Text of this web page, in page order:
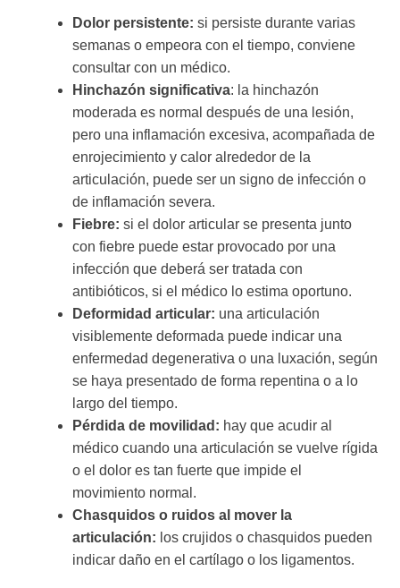
Dolor persistente: si persiste durante varias
semanas o empeora con el tiempo, conviene
consultar con un médico.
Hinchazón significativa: la hinchazón
moderada es normal después de una lesión,
pero una inflamación excesiva, acompañada de
enrojecimiento y calor alrededor de la
articulación, puede ser un signo de infección o
de inflamación severa.
Fiebre: si el dolor articular se presenta junto
con fiebre puede estar provocado por una
infección que deberá ser tratada con
antibióticos, si el médico lo estima oportuno.
Deformidad articular: una articulación
visiblemente deformada puede indicar una
enfermedad degenerativa o una luxación, según
se haya presentado de forma repentina o a lo
largo del tiempo.
Pérdida de movilidad: hay que acudir al
médico cuando una articulación se vuelve rígida
o el dolor es tan fuerte que impide el
movimiento normal.
Chasquidos o ruidos al mover la
articulación: los crujidos o chasquidos pueden
indicar daño en el cartílago o los ligamentos.